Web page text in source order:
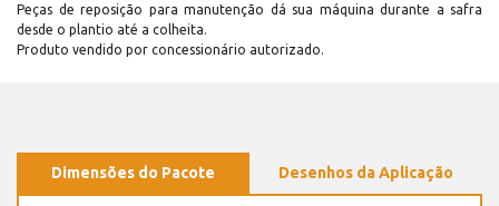
Peças de reposição para manutenção dá sua máquina durante a safra
desde o plantio até a colheita.
Produto vendido por concessionário autorizado.
Dimensões do Pacote Desenhos da Aplicação